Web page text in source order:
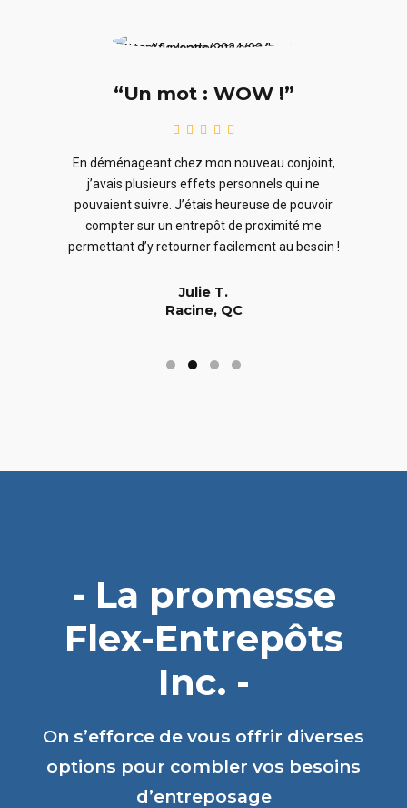
“Un mot : WOW !”
En déménageant chez mon nouveau conjoint,
j’avais plusieurs effets personnels qui ne
pouvaient suivre. J’étais heureuse de pouvoir
compter sur un entrepôt de proximité me
permettant d’y retourner facilement au besoin !
Julie T.
Racine, QC
- La promesse
Flex-Entrepôts
Inc. -
On s’efforce de vous offrir diverses
options pour combler vos besoins
d’entreposage